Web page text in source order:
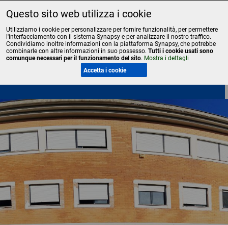
Liceo Scientifico Statale Bruno Touschek - Grottaferrata - Roma
Questo sito web utilizza i cookie
Utilizziamo i cookie per personalizzare per fornire funzionalità, per permettere
l'interfacciamento con il sistema Synapsy e per analizzare il nostro traffico.
Condividiamo inoltre informazioni con la piattaforma Synapsy, che potrebbe
combinarle con altre informazioni in suo possesso. Tutti i cookie usati sono
comunque necessari per il funzionamento del sito. Mostra i dettagli
Accetta i cookie